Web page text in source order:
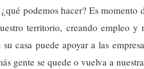
podemos hacer? Es momento
territorio, creando empleo y
su casa puede apoyar a las
gente se quede o vuelva a